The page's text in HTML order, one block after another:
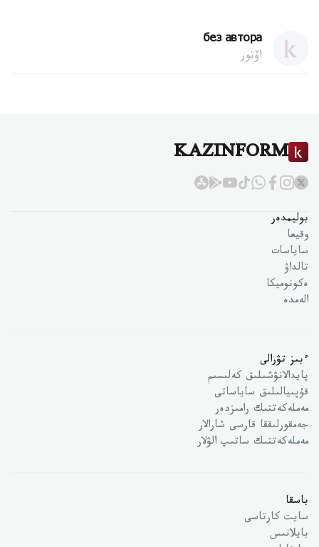
без автора
اۆتور
KAZINFORM
بوليمدەر
وقيعا
ساياسات
تالداۋ
ەكونوميكا
الەمدە
ءبىز تۋرالى
پايدالانۋشىلىق كەلىسىم
قۇپىيالىلىق ساياساتى
مەملەكەتتىك رامىزدەر
جەمقورلىققا قارسى شارالار
مەملەكەتتىك ساتىپ الۋلار
باسقا
سايت كارتاسى
بايلانىس